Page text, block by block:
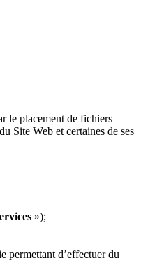
le placement de fichiers
Site Web et certaines de ses
»);
permettant d’effectuer du